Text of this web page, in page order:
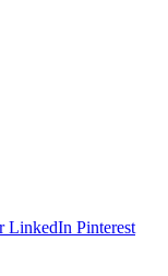
LinkedIn Pinterest